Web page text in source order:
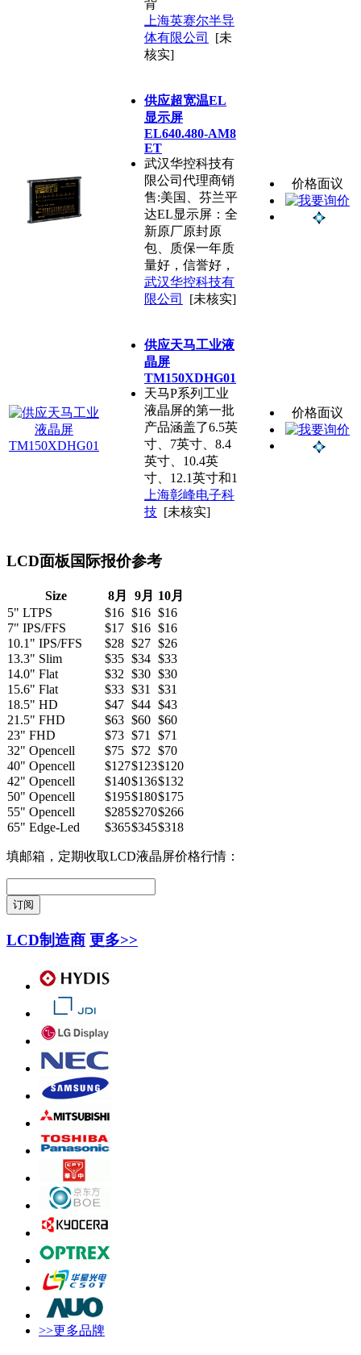
背
上海英赛尔半导
体有限公司
[未
核实]
供应超宽温EL
显示屏
EL640.480-AM8
ET
武汉华控科技有
限公司代理商销
售:美国、芬兰平
达EL显示屏：全
新原厂原封原
包、质保一年质
量好，信誉好，
武汉华控科技有
限公司
[未核实]
价格面议
供应天马工业液
晶屏
TM150XDHG01
天马P系列工业
液晶屏的第一批
产品涵盖了6.5英
寸、7英寸、8.4
英寸、10.4英
寸、12.1英寸和1
上海彰峰电子科
技 [未核实]
价格面议
LCD面板国际报价参考
Size 8月 9月 10月
5" LTPS
$16 $16 $16
7" IPS/FFS
$17 $16 $16
10.1" IPS/FFS
$28 $27 $26
13.3" Slim
$35 $34 $33
14.0" Flat
$32 $30 $30
15.6" Flat
$33 $31
$31
18.5" HD
$47 $44 $43
21.5" FHD
$63 $60 $60
23" FHD
$73 $71
$71
32" Opencell
$75 $72 $70
40" Opencell
$127$123$120
42" Opencell
$140$136$132
50" Opencell
$195$180$175
55" Opencell
$285$270$266
65" Edge-Led
$365$345$318
填邮箱，定期收取LCD液晶屏价格行情：
LCD制造商 更多>>
>>更多品牌